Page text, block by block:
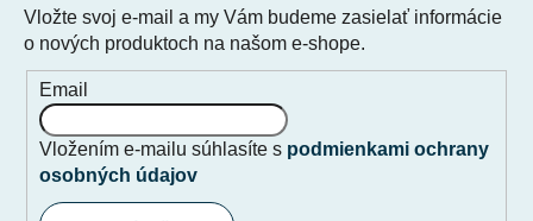
Vložte svoj e-mail a my Vám budeme zasielať informácie
o nových produktoch na našom e-shope.
Email
Vložením e-mailu súhlasíte s podmienkami ochrany
osobných údajov